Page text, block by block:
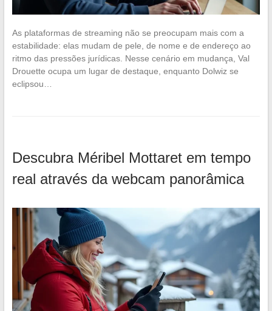
As plataformas de streaming não se preocupam mais com a
estabilidade: elas mudam de pele, de nome e de endereço ao
ritmo das pressões jurídicas. Nesse cenário em mudança, Val
Drouette ocupa um lugar de destaque, enquanto Dolwiz se
eclipsou…
Descubra Méribel Mottaret em tempo
real através da webcam panorâmica